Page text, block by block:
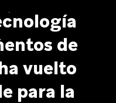
de
vuelto
para la